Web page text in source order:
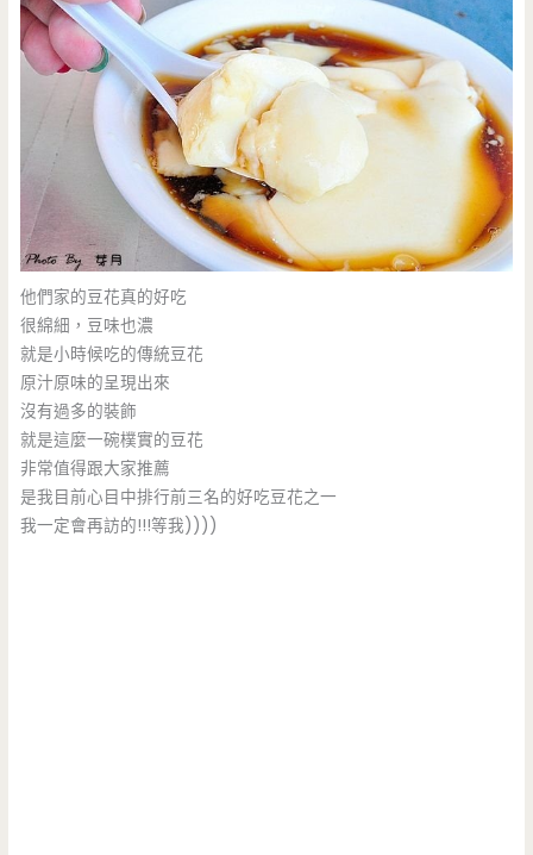
他們家的豆花真的好吃
很綿細，豆味也濃
就是小時候吃的傳統豆花
原汁原味的呈現出來
沒有過多的裝飾
就是這麼一碗樸實的豆花
非常值得跟大家推薦
是我目前心目中排行前三名的好吃豆花之一
我一定會再訪的!!!等我))))